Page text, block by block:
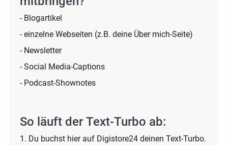
- Blogartikel
- einzelne Webseiten (z.B. deine Über mich-Seite)
- Newsletter
- Social Media-Captions
- Podcast-Shownotes
So läuft der Text-Turbo ab:
1. Du buchst hier auf Digistore24 deinen Text-Turbo.